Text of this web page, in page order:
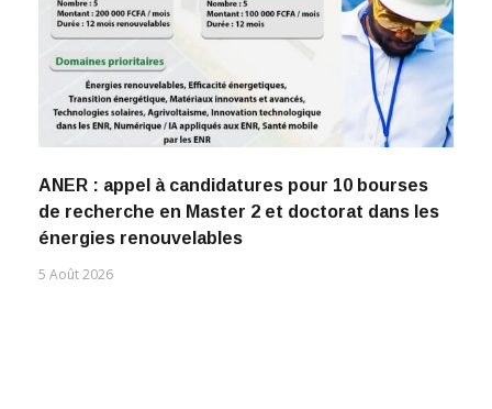
ANER : appel à candidatures pour 10 bourses
de recherche en Master 2 et doctorat dans les
énergies renouvelables
5 Août 2026